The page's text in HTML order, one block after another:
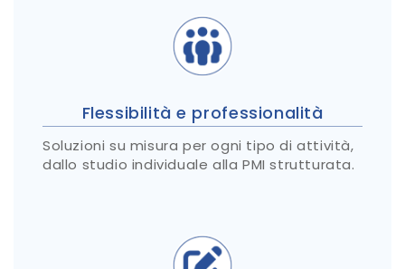
Flessibilità e professionalità
Soluzioni su misura per ogni tipo di attività,
dallo studio individuale alla PMI strutturata.